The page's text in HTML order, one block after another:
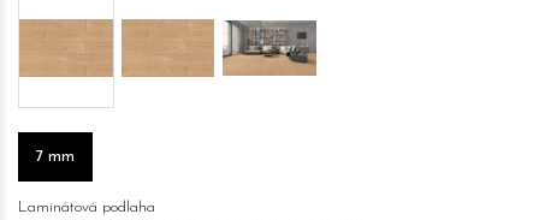
7 mm
Laminátová podlaha